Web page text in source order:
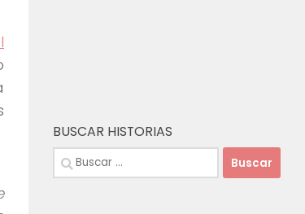
BUSCAR HISTORIAS
Buscar: